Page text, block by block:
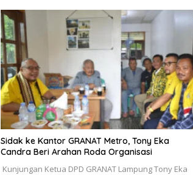
‎Sidak ke Kantor GRANAT Metro, Tony Eka
Candra Beri Arahan Roda Organisasi
‎ ‎Kunjungan Ketua DPD GRANAT Lampung Tony Eka